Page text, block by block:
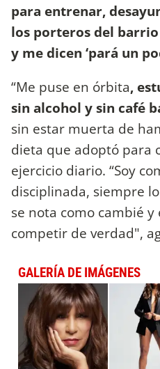
para entrenar,
los porteros del
y me dicen ‘pará un
“Me puse en órbita,
sin alcohol y sin café
sin estar muerta de
dieta que adoptó para
ejercicio diario. “Soy
disciplinada, siempre
se nota como cambié
competir de verdad",
GALERÍA DE IMÁGENES